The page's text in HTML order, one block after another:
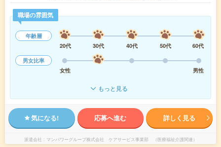
職場の雰囲気
年齢層
20代
30代 40代 50代
60代
男女比率
女性
男性
もっと見る
気になる! 応募へ進む 詳しく見る
派遣会社 マンパワーグループ株式会社 ケアサービス事業部 （医療福祉介護関連）